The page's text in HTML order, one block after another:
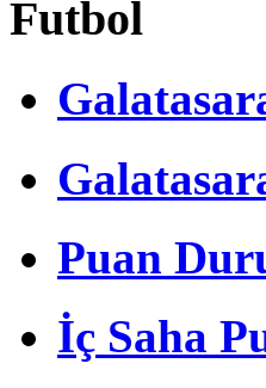
Futbol
Puan
İç Saha